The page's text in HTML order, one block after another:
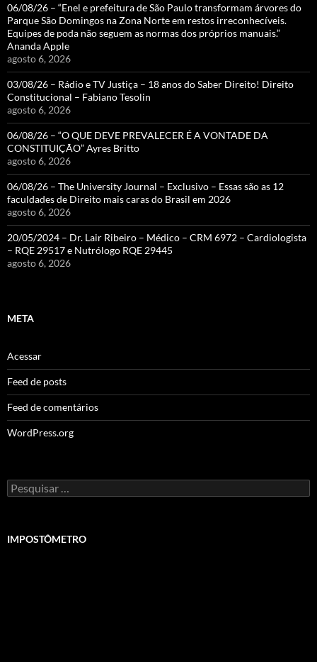
06/08/26 – “Enel e prefeitura de São Paulo transformam árvores do
Parque São Domingos na Zona Norte em restos irreconhecíveis.
Equipes de poda não seguem as normas dos próprios manuais.”
Ananda Apple
agosto 6, 2026
03/08/26 – Rádio e TV Justiça – 18 anos do Saber Direito! Direito
Constitucional – Fabiano Tesolin
agosto 6, 2026
06/08/26 – “O QUE DEVE PREVALECER É A VONTADE DA
CONSTITUIÇÃO” Ayres Britto
agosto 6, 2026
06/08/26 – The University Journal – Exclusivo – Essas são as 12
faculdades de Direito mais caras do Brasil em 2026
agosto 6, 2026
20/05/2024 – Dr. Lair Ribeiro – Médico – CRM 6972 – Cardiologista
– RQE 29517 e Nutrólogo RQE 29445
agosto 6, 2026
META
Acessar
Feed de posts
Feed de comentários
WordPress.org
Pesquisar
por:
IMPOSTÔMETRO